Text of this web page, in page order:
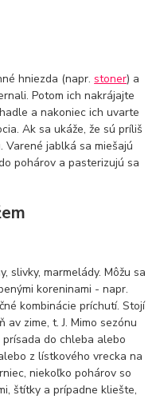
hniezda (napr.stoner) a
Potom ich nakrájajte
a nakoniec ich uvarte
Ak sa ukáže, že sú príliš
Varené jablká sa miešajú
pohárov a pasterizujú sa
slivky, marmelády. Môžu sa
koreninami - napr.
kombinácie príchutí. Stojí
zime, t. J. Mimo sezónu
do chleba alebo
z lístkového vrecka na
niekoľko pohárov so
štítky a prípadne kliešte,